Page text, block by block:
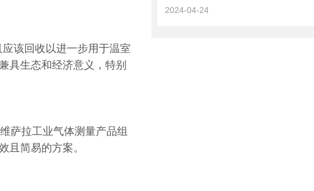
2024-04-24
该回收以进一步用于温室
具生态和经济意义，特别
萨拉工业气体测量产品组
且简易的方案。